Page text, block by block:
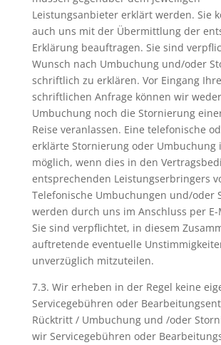
Leistungsanbieter erklärt werden. Sie
auch uns mit der Übermittlung der
Erklärung beauftragen. Sie sind
Wunsch nach Umbuchung und/oder
schriftlich zu erklären. Vor Eingang
schriftlichen Anfrage können wir
Umbuchung noch die Stornierung
Reise veranlassen. Eine telefonische
erklärte Stornierung oder Umbuchung
möglich, wenn dies in den
entsprechenden Leistungserbringers
Telefonische Umbuchungen und/oder
werden durch uns im Anschluss per
Sie sind verpflichtet, in diesem
auftretende eventuelle
unverzüglich mitzuteilen.
7.3. Wir erheben in der Regel keine
Servicegebühren oder
Rücktritt / Umbuchung und /oder
wir Servicegebühren oder